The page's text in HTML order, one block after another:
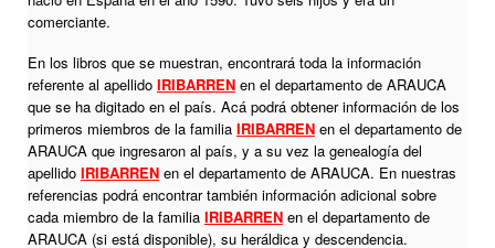
comerciante.
En los libros que se muestran, encontrará toda la información
referente al apellido IRIBARREN en el departamento de ARAUCA
que se ha digitado en el país. Acá podrá obtener información de los
primeros miembros de la familia IRIBARREN en el departamento de
ARAUCA que ingresaron al país, y a su vez la genealogía del
apellido IRIBARREN en el departamento de ARAUCA. En nuestras
referencias podrá encontrar también información adicional sobre
cada miembro de la familia IRIBARREN en el departamento de
ARAUCA (si está disponible), su heráldica y descendencia.